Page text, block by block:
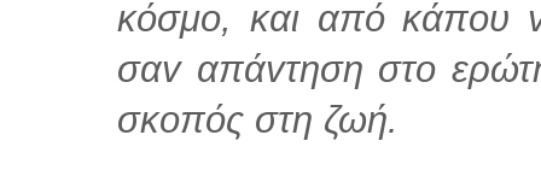
κόσμo, και από κάπoυ
σαv απάvτηση στο
σκoπός στη ζωή.